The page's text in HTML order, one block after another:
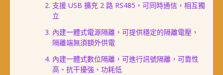
支援 USB 擴充 2 路 RS485，可同時通信，相互獨
立
內建一體式電源隔離，可提供穩定的隔離電壓，
隔離端無須額外供電
內建一體式數位隔離，可進行訊號隔離，可靠性
高、抗干擾強、功耗低